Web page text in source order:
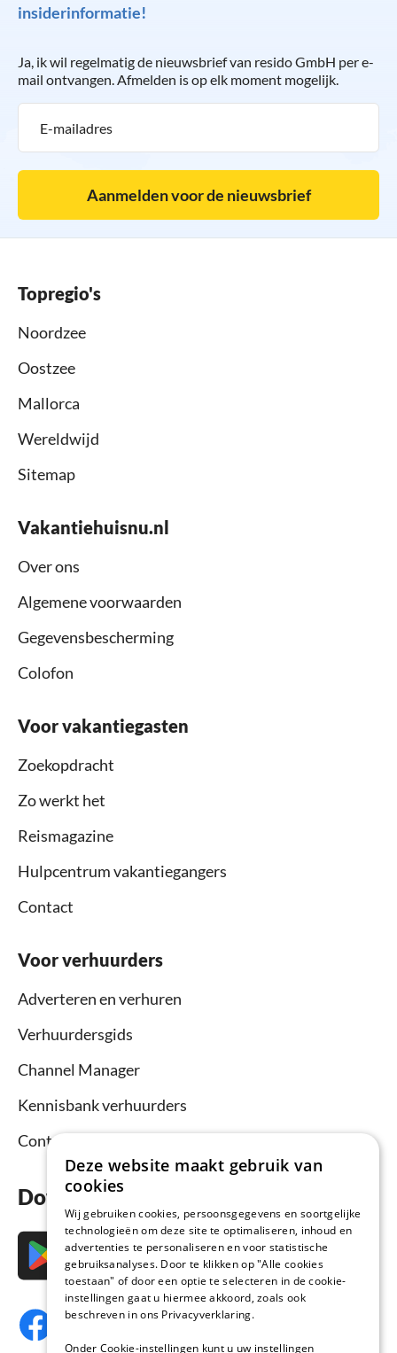
insiderinformatie!
Ja, ik wil regelmatig de nieuwsbrief van resido GmbH per e-
mail ontvangen. Afmelden is op elk moment mogelijk.
Aanmelden voor de nieuwsbrief
Topregio's
Noordzee
Oostzee
Mallorca
Wereldwijd
Sitemap
Vakantiehuisnu.nl
Over ons
Algemene voorwaarden
Gegevensbescherming
Colofon
Voor vakantiegasten
Zoekopdracht
Zo werkt het
Reismagazine
Hulpcentrum vakantiegangers
Contact
Voor verhuurders
Adverteren en verhuren
Verhuurdersgids
Channel Manager
Kennisbank verhuurders
Contact
Download nu de app
Deze website maakt gebruik van
cookies
Wij gebruiken cookies, persoonsgegevens en soortgelijke
technologieën om deze site te optimaliseren, inhoud en
advertenties te personaliseren en voor statistische
gebruiksanalyses. Door te klikken op "Alle cookies
toestaan" of door een optie te selecteren in de cookie-
instellingen gaat u hiermee akkoord, zoals ook
beschreven in ons Privacyverklaring.
Onder Cookie-instellingen kunt u uw instellingen